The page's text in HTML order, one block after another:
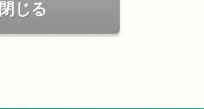
閉じる